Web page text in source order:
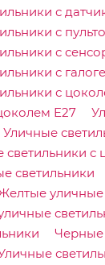
с
с
с
с
с
E27
Уличные
светильники с
светильники
уличные
Черные